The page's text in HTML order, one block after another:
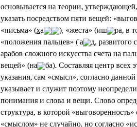
основывается на теории,
указать посредством пяти вещей:
«письма» (ха ), «жеста» (иш
ра, в
«положения пальцев» ('а
д, развитого
арабов сложного искусства счета на
вещей» (на
ба). Составляя центр всех
указания, сам «смысл», согласно
указывает и служит поэтому
понимания и слова и вещи. Слово
структура, в которой «выговоренность»
«смыслом» не случайно, но согласно